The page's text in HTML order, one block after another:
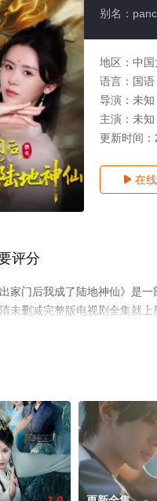
别名：
地区： 中国
语言： 国语
导演： 未知
主演： 未知
更新时间：
 在
评分
家门后我成了陆地神仙》是
未删减完整版电视剧全集就